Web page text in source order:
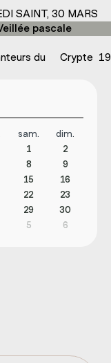
SAINT, 30 MARS
pascale
du
Crypte
sam.
dim.
1
2
8
9
15
16
22
23
29
30
5 6